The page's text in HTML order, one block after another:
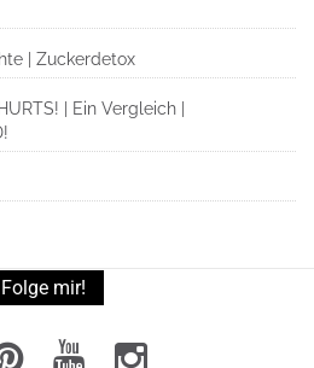
| Zuckerdetox
| Ein Vergleich |
Folge mir!